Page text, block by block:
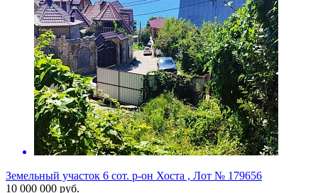
Земельный участок 6 сот. р-он Хоста , Лот № 179656
10 000 000 руб.